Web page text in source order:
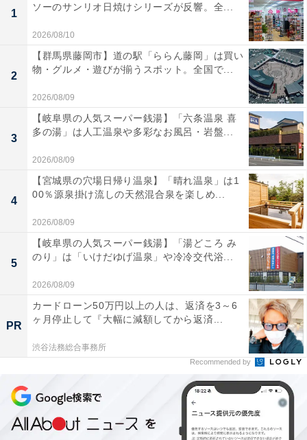
1
ソーのサンリオ日焼けシリーズが反響。全...
2026/08/10
2
【群馬県藤岡市】道の駅「ららん藤岡」は買い
物・グルメ・遊びが揃うスポット。全国で...
2026/08/09
3
【岐阜県の人気スーパー銭湯】「六条温泉 喜
多の湯」は人工温泉や多彩なお風呂・岩盤...
2026/08/09
4
【宮城県の穴場日帰り温泉】「晴れ温泉」は1
00％源泉掛け流しの天然混合泉を楽しめ...
2026/08/09
5
【岐阜県の人気スーパー銭湯】「湯どころ み
のり」は「いけだゆげ温泉」や冷冷交代浴...
2026/08/09
PR
カードローン50万円以上の人は、返済を3～6
ヶ月停止して『大幅に減額してから返済...
渋谷法務総合事務所
Recommended by